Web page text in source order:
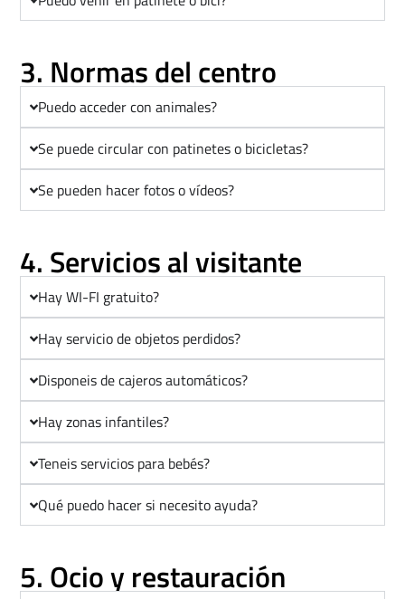
3. Normas del centro
Puedo acceder con animales?
Se puede circular con patinetes o bicicletas?
Se pueden hacer fotos o vídeos?
4. Servicios al visitante
Hay WI-FI gratuito?
Hay servicio de objetos perdidos?
Disponeis de cajeros automáticos?
Hay zonas infantiles?
Teneis servicios para bebés?
Qué puedo hacer si necesito ayuda?
5. Ocio y restauración